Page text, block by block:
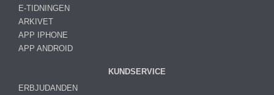
E-TIDNINGEN
ARKIVET
APP IPHONE
APP ANDROID
KUNDSERVICE
ERBJUDANDEN